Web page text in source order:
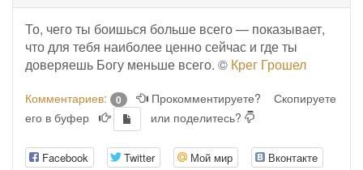
То, чего ты боишься больше всего — показывает,
что для тебя наиболее ценно сейчас и где ты
доверяешь Богу меньше всего. © Крег Грошел
Комментариев: 0 Прокомментируете?
Скопируете
его в буфер
или поделитесь?
Facebook Twitter Мой мир
Вконтакте